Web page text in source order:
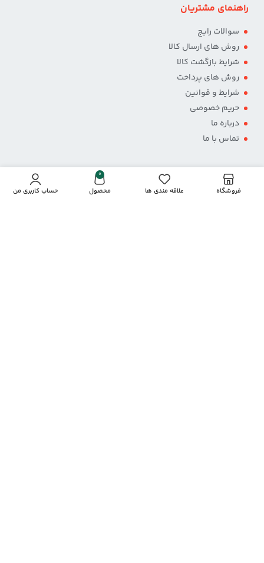
راهنمای مشتریان
سوالات رایج
روش های ارسال کالا
شرایط بازگشت کالا
روش های پرداخت
شرایط و قوانین
حریم خصوصی
درباره ما
تماس با ما
فروشگاه علاقه مندی ها
0
محصول حساب کاربری من